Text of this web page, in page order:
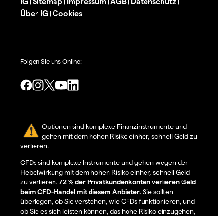
| | | | |
Über IG | Cookies
Folgen Sie uns Online:
Optionen sind komplexe Finanzinstrumente und
gehen mit dem hohen Risiko einher, schnell Geld zu
verlieren.
CFDs sind komplexe Instrumente und gehen wegen der
Hebelwirkung mit dem hohen Risiko einher, schnell Geld
zu verlieren.72 % der Privatkundenkonten verlieren Geld
beim CFD-Handel mit diesem Anbieter. Sie sollten
überlegen, ob Sie verstehen, wie CFDs funktionieren, und
ob Sie es sich leisten können, das hohe Risiko einzugehen,